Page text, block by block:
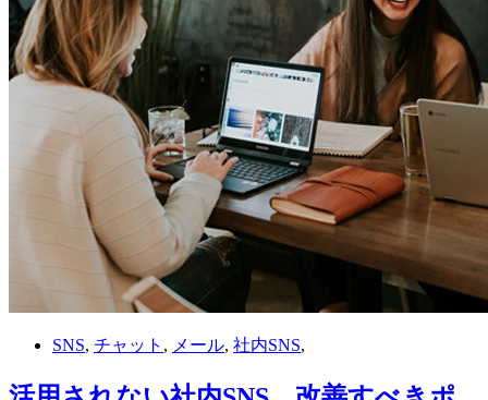
SNS, チャット , メール, 社内SNS,